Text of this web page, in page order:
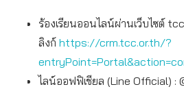
ร้องเรียนออนไลน์ผ่านเว็บไซต์
ลิงก์ https://crm.tcc.or.th/?
ไลน์ออฟฟิเชียล (Line Official) :